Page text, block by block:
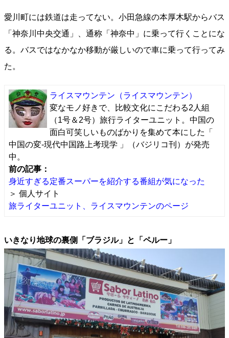
愛川町には鉄道は走ってない。小田急線の本厚木駅からバス
「神奈川中央交通」、通称「神奈中」に乗って行くことにな
る。バスではなかなか移動が厳しいので車に乗って行ってみ
た。
ライスマウンテン （ライスマウンテン）
変なモノ好きで、比較文化にこだわる2人組
（1号＆2号）旅行ライターユニット。中国の
面白可笑しいものばかりを集めて本にした「
中国の変-現代中国路上考現学 」（バジリコ刊）が発売
中。
前の記事：
身近すぎる定番スーパーを紹介する番組が気になった
＞ 個人サイト
旅ライターユニット、ライスマウンテンのページ
いきなり地球の裏側「ブラジル」と「ペルー」